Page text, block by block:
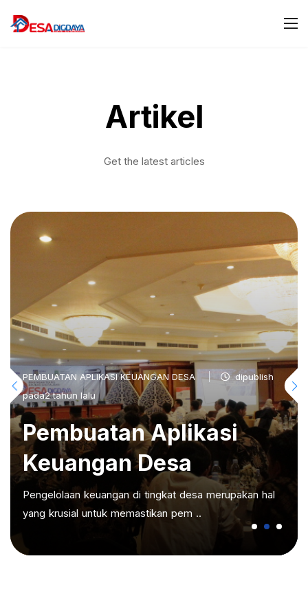
Artikel
Get the latest articles
PEMBUATAN APLIKASI KEUANGAN DESA
dipublish
pada2 tahun lalu
Pembuatan Aplikasi
Keuangan Desa
Pengelolaan keuangan di tingkat desa merupakan hal
yang krusial untuk memastikan pem ..